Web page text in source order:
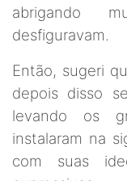
abrigando
desfiguravam.
Então, sugeri
depois disso
levando os
instalaram na
com suas